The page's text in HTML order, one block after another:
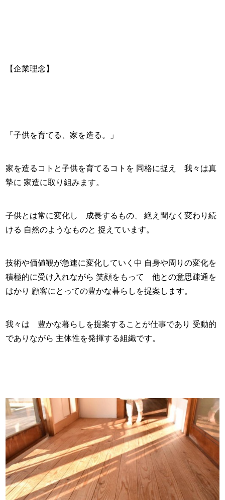
【企業理念】
「子供を育てる、家を造る。」
家を造るコトと子供を育てるコトを 同格に捉え 我々は真
摯に 家造に取り組みます。
子供とは常に変化し 成長するもの、 絶え間なく変わり続
ける 自然のようなものと 捉えています。
技術や価値観が急速に変化していく中 自身や周りの変化を
積極的に受け入れながら 笑顔をもって 他との意思疎通を
はかり 顧客にとっての豊かな暮らしを提案します。
我々は 豊かな暮らしを提案することが仕事であり 受動的
でありながら 主体性を発揮する組織です。